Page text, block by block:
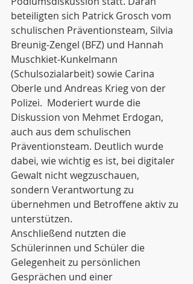
beteiligten sich Patrick Grosch vom
schulischen Präventionsteam, Silvia
Breunig-Zengel (BFZ) und Hannah
Muschkiet-Kunkelmann
(Schulsozialarbeit) sowie Carina
Oberle und Andreas Krieg von der
Polizei.  Moderiert wurde die
Diskussion von Mehmet Erdogan,
auch aus dem schulischen
Präventionsteam. Deutlich wurde
dabei, wie wichtig es ist, bei digitaler
Gewalt nicht wegzuschauen,
sondern Verantwortung zu
übernehmen und Betroffene aktiv zu
unterstützen.
Anschließend nutzten die
Schülerinnen und Schüler die
Gelegenheit zu persönlichen
Gesprächen und einer